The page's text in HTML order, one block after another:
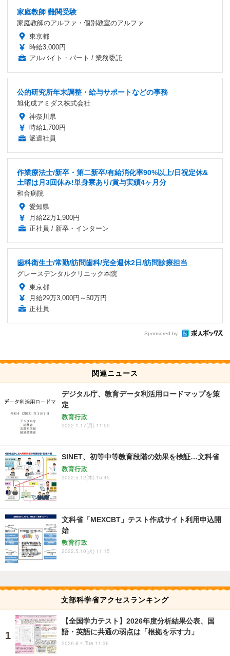
家庭教師 難関受験
家庭教師のアルファ・個別教室のアルファ
東京都
時給3,000円
アルバイト・パート / 業務委託
公的研究所年末調整・給与サポートなどの事務
旭化成アミダス株式会社
神奈川県
時給1,700円
派遣社員
作業療法士/新卒・第二新卒/有給消化率90%以上/日祝定休&
土曜は月3回休み!単身寮あり/賞与実績4ヶ月分
和合病院
愛知県
月給22万1,900円
正社員 / 新卒・インターン
歯科衛生士/常勤/訪問歯科/完全週休2日/訪問診療担当
グレースデンタルクリニック本院
東京都
月給29万3,000円～50万円
正社員
Sponsored by
関連ニュース
デジタル庁、教育データ利活用ロードマップを策
定
教育行政
2022.1.17(月) 11:50
SINET、初等中等教育段階の効果を検証…文科省
教育行政
2022.5.12(木) 15:45
文科省「MEXCBT」テスト作成サイト利用申込開
始
教育行政
2022.5.10(火) 11:15
文部科学省アクセスランキング
【全国学力テスト】2026年度分析結果公表、国
語・英語に共通の弱点は「根拠を示す力」
2026.8.4 Tue 11:36